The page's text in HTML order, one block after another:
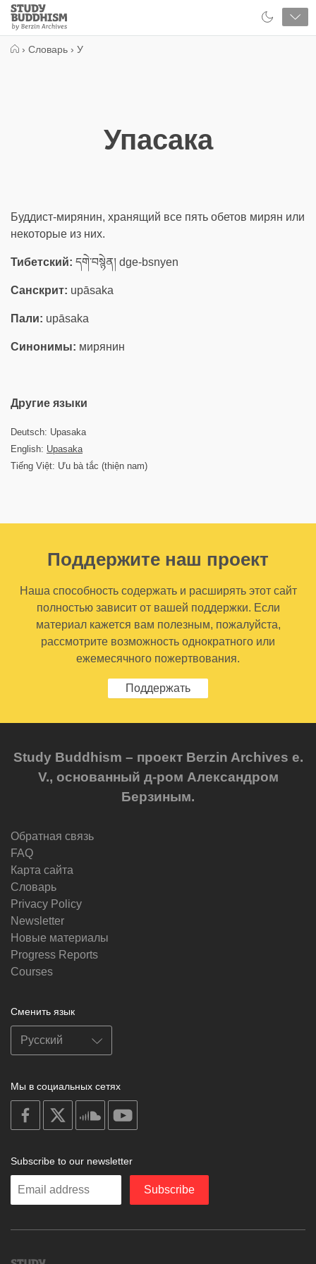
Close
Study
Buddhism
› Словарь › У
Упасака
Буддист-мирянин, хранящий все пять обетов мирян или
некоторые из них.
Тибетский: དགེ་བསྙེན། dge-bsnyen
Санскрит: upāsaka
Пали: upāsaka
Синонимы: мирянин
Другие языки
Deutsch: Upasaka
English: Upasaka
Tiếng Việt: Ưu bà tắc (thiện nam)
Поддержите наш проект
Наша способность содержать и расширять этот сайт
полностью зависит от вашей поддержки. Если
материал кажется вам полезным, пожалуйста,
рассмотрите возможность однократного или
ежемесячного пожертвования.
Поддержать
Study Buddhism – проект Berzin Archives e.
V., основанный д-ром Александром
Берзиным.
Обратная связь
FAQ
Карта сайта
Словарь
Privacy Policy
Newsletter
Новые материалы
Progress Reports
Courses
Сменить язык
Мы в социальных сетях
on
facebook
soundcloud
Subscribe to our newsletter
Enter
Subscribe